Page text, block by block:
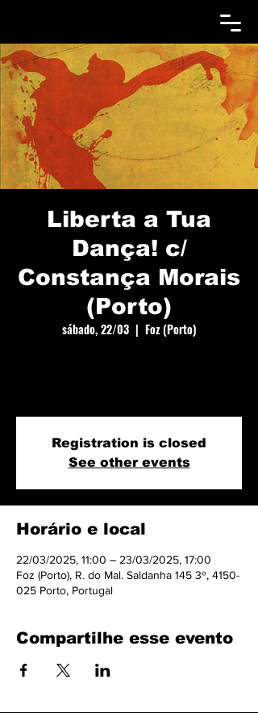
Liberta a Tua
Dança! c/
Constança Morais
(Porto)
sábado, 22/03
  |
Foz (Porto)
Registration is closed
See other events
Horário e local
22/03/2025, 11:00 – 23/03/2025, 17:00
Foz (Porto), R. do Mal. Saldanha 145 3º, 4150-
025 Porto, Portugal
Compartilhe esse evento